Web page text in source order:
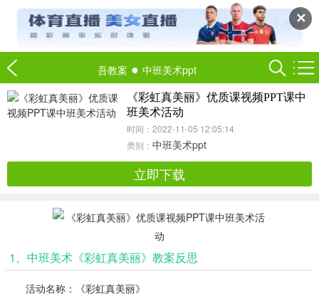
✕
吾教案 ● 中班美术ppt
《彩虹真美丽》优质课视频PPT课中
班美术活动
时间：2022-11-05 12:05:14
类别： 中班美术ppt
立即下载
1、中班美术《彩虹真美丽》教案反思
活动名称：《彩虹真美丽》